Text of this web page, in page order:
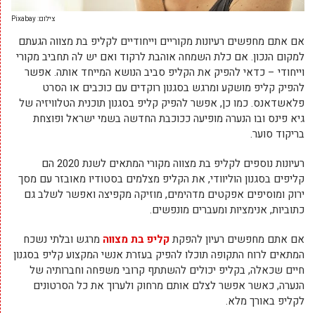
צילום: Pixabay
אם אתם מחפשים רעיונות מקוריים וייחודיים לקליפ בת מצווה הגעתם
למקום הנכון. אם כלת השמחה אוהבת לרקוד ואם יש לה תחביב מקורי
וייחודי – כדאי להפיק את הקליפ סביב הנושא המייחד אותה. אפשר
להפיק קליפ מושקע ומרגש בסגנון רוקדים עם כוכבים או הסרט
פלאשדאנס. כמו כן, אפשר להפיק קליפ בסגנון תוכנית הטלוויזיה של
גיא פינס ובו הנערה מופיעה ככוכבת החדשה בשמי ישראל ופוצחת
בריקוד סוער.
רעיונות נוספים לקליפ בת מצווה מקורי המתאים לשנת 2020 הם
קליפים בסגנון הוליוודי, את הקליפ מצלמים בסטודיו מאובזר עם מסך
ירוק ומוסיפים אפקטים מדהימים, מוזיקה מקפיצה ואפשר לשלב גם
כתוביות, אנימציות ומעברים מונפשים.
אם אתם מחפשים רעיון להפקתקליפ בת מצווה מרגש ובלתי נשכח
המתאים לרוח התקופה תוכלו להפיק בעזרת אנשי המקצוע קליפ בסגנון
חיים שכאלה, בקליפ יכולים להשתתף קרובי משפחה וחברותיה של
הנערה, כאשר אפשר לצלם אותם מרחוק ולערוך את כל הסרטונים
לקליפ באורך מלא.